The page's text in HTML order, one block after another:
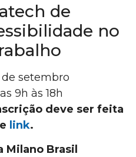
de
no
de setembro
9h às 18h
deve ser feita
link.
Milano Brasil